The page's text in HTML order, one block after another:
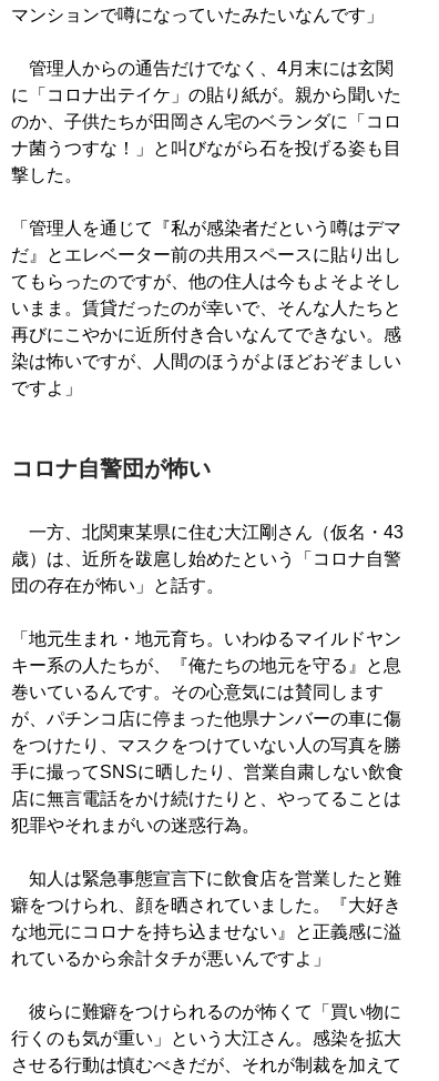
マンションで噂になっていたみたいなんです」
管理人からの通告だけでなく、4月末には玄関
に「コロナ出テイケ」の貼り紙が。親から聞いた
のか、子供たちが田岡さん宅のベランダに「コロ
ナ菌うつすな！」と叫びながら石を投げる姿も目
撃した。
「管理人を通じて『私が感染者だという噂はデマ
だ』とエレベーター前の共用スペースに貼り出し
てもらったのですが、他の住人は今もよそよそし
いまま。賃貸だったのが幸いで、そんな人たちと
再びにこやかに近所付き合いなんてできない。感
染は怖いですが、人間のほうがよほどおぞましい
ですよ」
コロナ自警団が怖い
一方、北関東某県に住む大江剛さん（仮名・43
歳）は、近所を跋扈し始めたという「コロナ自警
団の存在が怖い」と話す。
「地元生まれ・地元育ち。いわゆるマイルドヤン
キー系の人たちが、『俺たちの地元を守る』と息
巻いているんです。その心意気には賛同します
が、パチンコ店に停まった他県ナンバーの車に傷
をつけたり、マスクをつけていない人の写真を勝
手に撮ってSNSに晒したり、営業自粛しない飲食
店に無言電話をかけ続けたりと、やってることは
犯罪やそれまがいの迷惑行為。
知人は緊急事態宣言下に飲食店を営業したと難
癖をつけられ、顔を晒されていました。『大好き
な地元にコロナを持ち込ませない』と正義感に溢
れているから余計タチが悪いんですよ」
彼らに難癖をつけられるのが怖くて「買い物に
行くのも気が重い」という大江さん。感染を拡大
させる行動は慎むべきだが、それが制裁を加えて